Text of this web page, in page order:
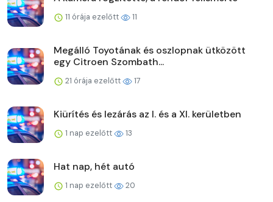
11 órája ezelőtt 11
Megálló Toyotának és oszlopnak ütközött
egy Citroen Szombath...
21 órája ezelőtt 17
Kiürítés és lezárás az I. és a XI. kerületben
1 nap ezelőtt 13
Hat nap, hét autó
1 nap ezelőtt 20